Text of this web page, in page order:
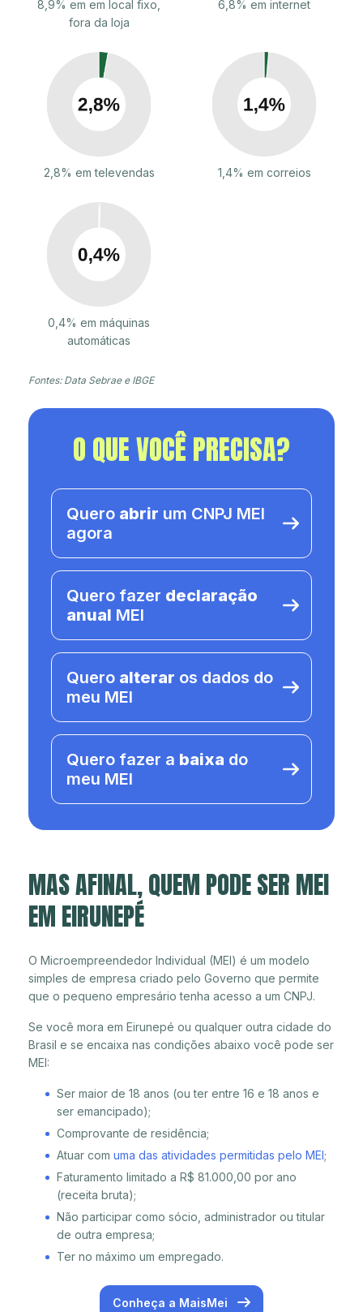
8,9% em em local fixo,
fora da loja
6,8% em internet
2,8% em televendas 1,4% em correios
0,4% em máquinas
automáticas
Fontes: Data Sebrae e IBGE
O QUE VOCÊ PRECISA?
Quero abrir um CNPJ MEI
agora
Quero fazer declaração
anual MEI
Quero alterar os dados do
meu MEI
Quero fazer a baixa do
meu MEI
MAS AFINAL, QUEM PODE SER MEI
EM EIRUNEPÉ
O Microempreendedor Individual (MEI) é um modelo
simples de empresa criado pelo Governo que permite
que o pequeno empresário tenha acesso a um CNPJ.
Se você mora em Eirunepé ou qualquer outra cidade do
Brasil e se encaixa nas condições abaixo você pode ser
MEI:
Ser maior de 18 anos (ou ter entre 16 e 18 anos e
ser emancipado);
Comprovante de residência;
Atuar com uma das atividades permitidas pelo MEI;
Faturamento limitado a R$ 81.000,00 por ano
(receita bruta);
Não participar como sócio, administrador ou titular
de outra empresa;
Ter no máximo um empregado.
Conheça a MaisMei